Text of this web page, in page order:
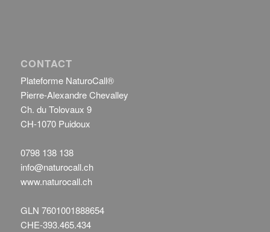
CONTACT
Plateforme NaturoCall®
Pierre-Alexandre Chevalley
Ch. du Tolovaux 9
CH-1070 Puidoux
0798 138 138
info@naturocall.ch
www.naturocall.ch
GLN 7601001888654
CHE-393.465.434